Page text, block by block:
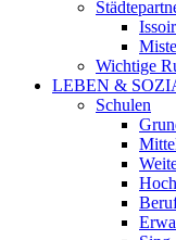
Wichtige
LEBEN &
Schulen